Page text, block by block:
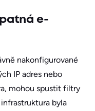
e-
nakonfigurované
IP adres nebo
mohou spustit filtry
byla